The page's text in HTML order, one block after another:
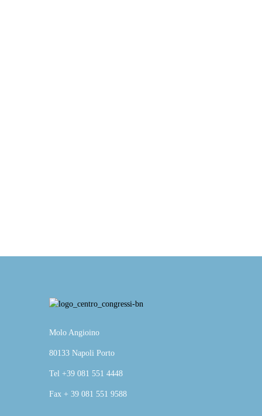
Molo Angioino
80133 Napoli Porto
Tel +39 081 551 4448
Fax + 39 081 551 9588